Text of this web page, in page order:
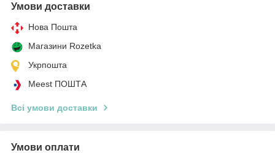
Умови доставки
Нова Пошта
Магазини Rozetka
Укрпошта
Meest ПОШТА
Всі умови доставки
Умови оплати